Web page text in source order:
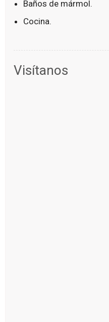
Baños de mármol.
Cocina.
Visítanos